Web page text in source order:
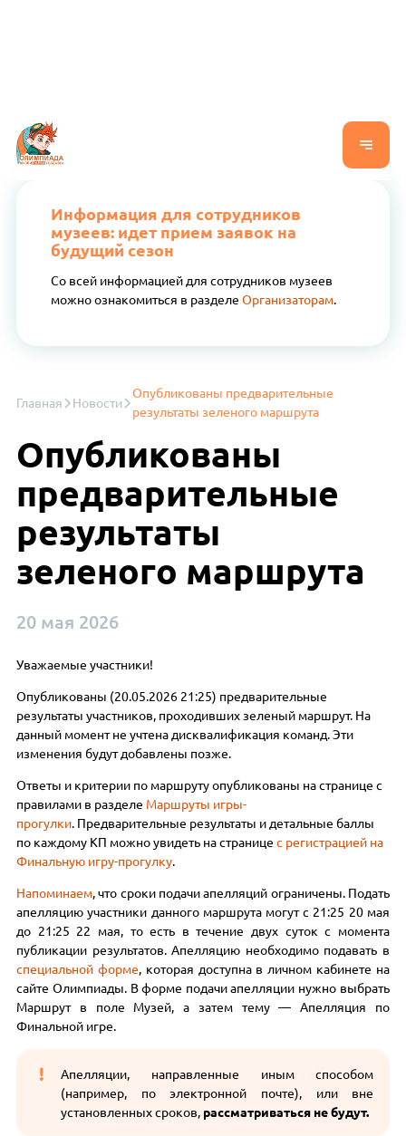
Информация для сотрудников
музеев: идет прием заявок на
будущий сезон
Со всей информацией для сотрудников музеев
можно ознакомиться в разделе Организаторам.
Главная Новости
Опубликованы предварительные
результаты зеленого маршрута
Опубликованы
предварительные
результаты
зеленого маршрута
20 мая 2026
Уважаемые участники!
Опубликованы (20.05.2026 21:25) предварительные
результаты участников, проходивших зеленый маршрут. На
данный момент не учтена дисквалификация команд. Эти
изменения будут добавлены позже.
Ответы и критерии по маршруту опубликованы на странице с
правилами в разделе Маршруты игры-
прогулки. Предварительные результаты и детальные баллы
по каждому КП можно увидеть на страницес регистрацией на
Финальную игру-прогулку.
Напоминаем, что сроки подачи апелляций ограничены. Подать
апелляцию участники данного маршрута могут с 21:25 20 мая
до 21:25 22 мая, то есть в течение двух суток с момента
публикации результатов. Апелляцию необходимо подавать в
специальной форме, которая доступна в личном кабинете на
сайте Олимпиады. В форме подачи апелляции нужно выбрать
Маршрут в поле Музей, а затем тему — Апелляция по
Финальной игре.
Апелляции, направленные иным способом
(например, по электронной почте), или вне
установленных сроков, рассматриваться не будут.